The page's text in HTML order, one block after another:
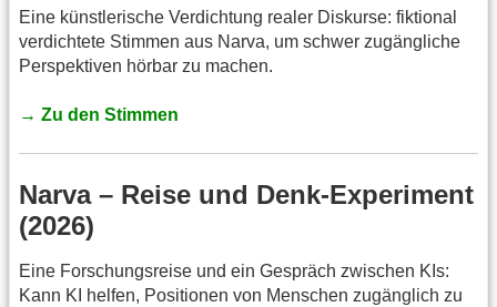
Eine künstlerische Verdichtung realer Diskurse: fiktional
verdichtete Stimmen aus Narva, um schwer zugängliche
Perspektiven hörbar zu machen.
→ Zu den Stimmen
Narva – Reise und Denk-Experiment
(2026)
Eine Forschungsreise und ein Gespräch zwischen KIs:
Kann KI helfen, Positionen von Menschen zugänglich zu